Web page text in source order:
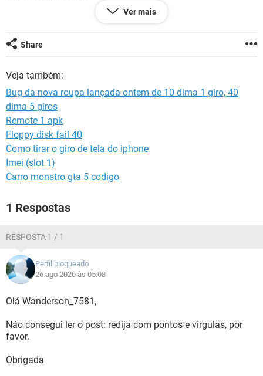
Ver mais
Share
Veja também:
Bug da nova roupa lançada ontem de 10 dima 1 giro, 40
dima 5 giros
Remote 1 apk
Floppy disk fail 40
Como tirar o giro de tela do iphone
Imei (slot 1)
Carro monstro gta 5 codigo
1 Respostas
RESPOSTA 1 / 1
Perfil bloqueado
26 ago 2020 às 05:08
Olá Wanderson_7581,
Não consegui ler o post: redija com pontos e vírgulas, por
favor.
Obrigada